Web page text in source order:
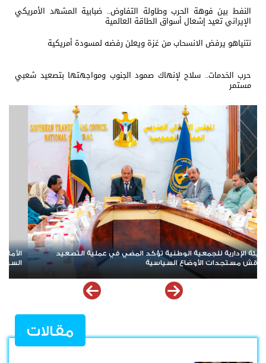
النفط بين فوهة الحرب وطاولة التفاوض.. ضبابية المشهد الأمريكي
الإيراني تعيد إشعال أسواق الطاقة العالمية
نتنياهو يرفض الانسحاب من غزة ويعلن رفضه لمسودة أمريكية
حرب الخدمات.. سلاح لإنهاك صمود الجنوب ومواجهتها بتصعيد شعبي
مستمر
العامة تعقد اجتماعها الدوري وتقف أمام مستجدات المشهد
والاقتصادي في الجنوب
الأمين
وادي
مقالات